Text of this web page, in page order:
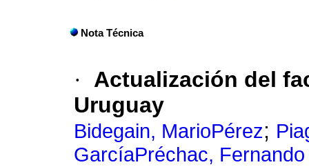
Nota Técnica
·
Actualización del
Uruguay
Bidegain, MarioPérez;
GarcíaPréchac, Fernando